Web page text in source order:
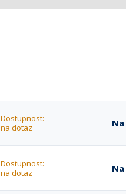
Dostupnost:
na dotaz
Dostupnost:
na dotaz